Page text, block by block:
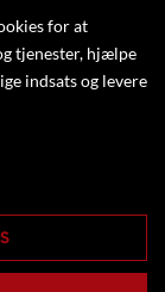
for at
tjenester, hjælpe
indsats og levere